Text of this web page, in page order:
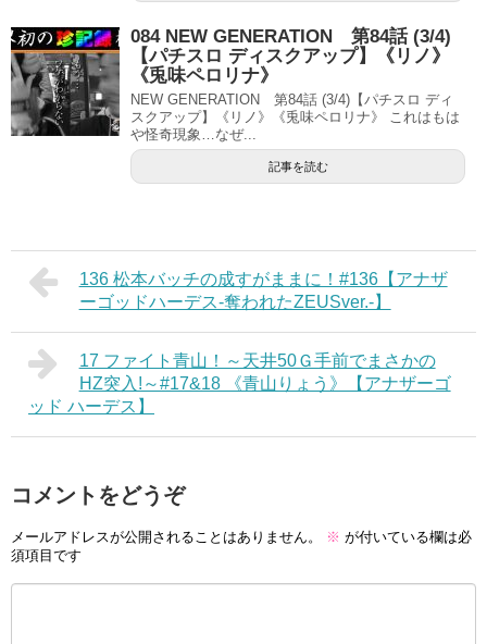
084 NEW GENERATION 第84話 (3/4)
【パチスロ ディスクアップ】《リノ》
《兎味ペロリナ》
NEW GENERATION 第84話 (3/4)【パチスロ ディ
スクアップ】《リノ》《兎味ペロリナ》 これはもは
や怪奇現象…なぜ...
記事を読む
136 松本バッチの成すがままに！#136【アナザ
ーゴッドハーデス-奪われたZEUSver.-】
17 ファイト青山！～天井50Ｇ手前でまさかの
HZ突入!～#17&18 《青山りょう》【アナザーゴ
ッド ハーデス】
コメントをどうぞ
メールアドレスが公開されることはありません。 ※ が付いている欄は必
須項目です